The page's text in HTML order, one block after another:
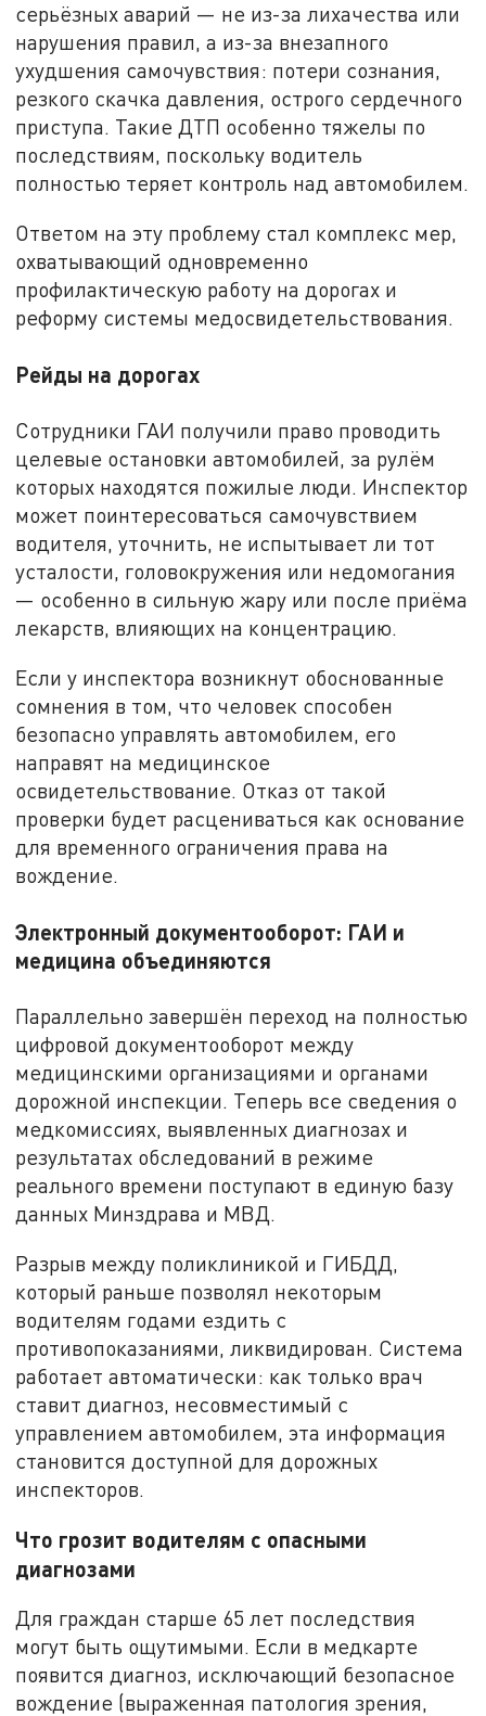
серьёзных аварий — не из-за лихачества или
нарушения правил, а из-за внезапного
ухудшения самочувствия: потери сознания,
резкого скачка давления, острого сердечного
приступа. Такие ДТП особенно тяжелы по
последствиям, поскольку водитель
полностью теряет контроль над автомобилем.
Ответом на эту проблему стал комплекс мер,
охватывающий одновременно
профилактическую работу на дорогах и
реформу системы медосвидетельствования.
Рейды на дорогах
Сотрудники ГАИ получили право проводить
целевые остановки автомобилей, за рулём
которых находятся пожилые люди. Инспектор
может поинтересоваться самочувствием
водителя, уточнить, не испытывает ли тот
усталости, головокружения или недомогания
— особенно в сильную жару или после приёма
лекарств, влияющих на концентрацию.
Если у инспектора возникнут обоснованные
сомнения в том, что человек способен
безопасно управлять автомобилем, его
направят на медицинское
освидетельствование. Отказ от такой
проверки будет расцениваться как основание
для временного ограничения права на
вождение.
Электронный документооборот: ГАИ и
медицина объединяются
Параллельно завершён переход на полностью
цифровой документооборот между
медицинскими организациями и органами
дорожной инспекции. Теперь все сведения о
медкомиссиях, выявленных диагнозах и
результатах обследований в режиме
реального времени поступают в единую базу
данных Минздрава и МВД.
Разрыв между поликлиникой и ГИБДД,
который раньше позволял некоторым
водителям годами ездить с
противопоказаниями, ликвидирован. Система
работает автоматически: как только врач
ставит диагноз, несовместимый с
управлением автомобилем, эта информация
становится доступной для дорожных
инспекторов.
Что грозит водителям с опасными
диагнозами
Для граждан старше 65 лет последствия
могут быть ощутимыми. Если в медкарте
появится диагноз, исключающий безопасное
вождение (выраженная патология зрения,